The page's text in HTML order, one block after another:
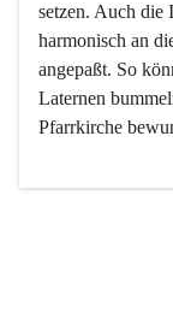
setzen. Auch
harmonisch an
angepaßt. So
Laternen
Pfarrkirche
Der Weinbau